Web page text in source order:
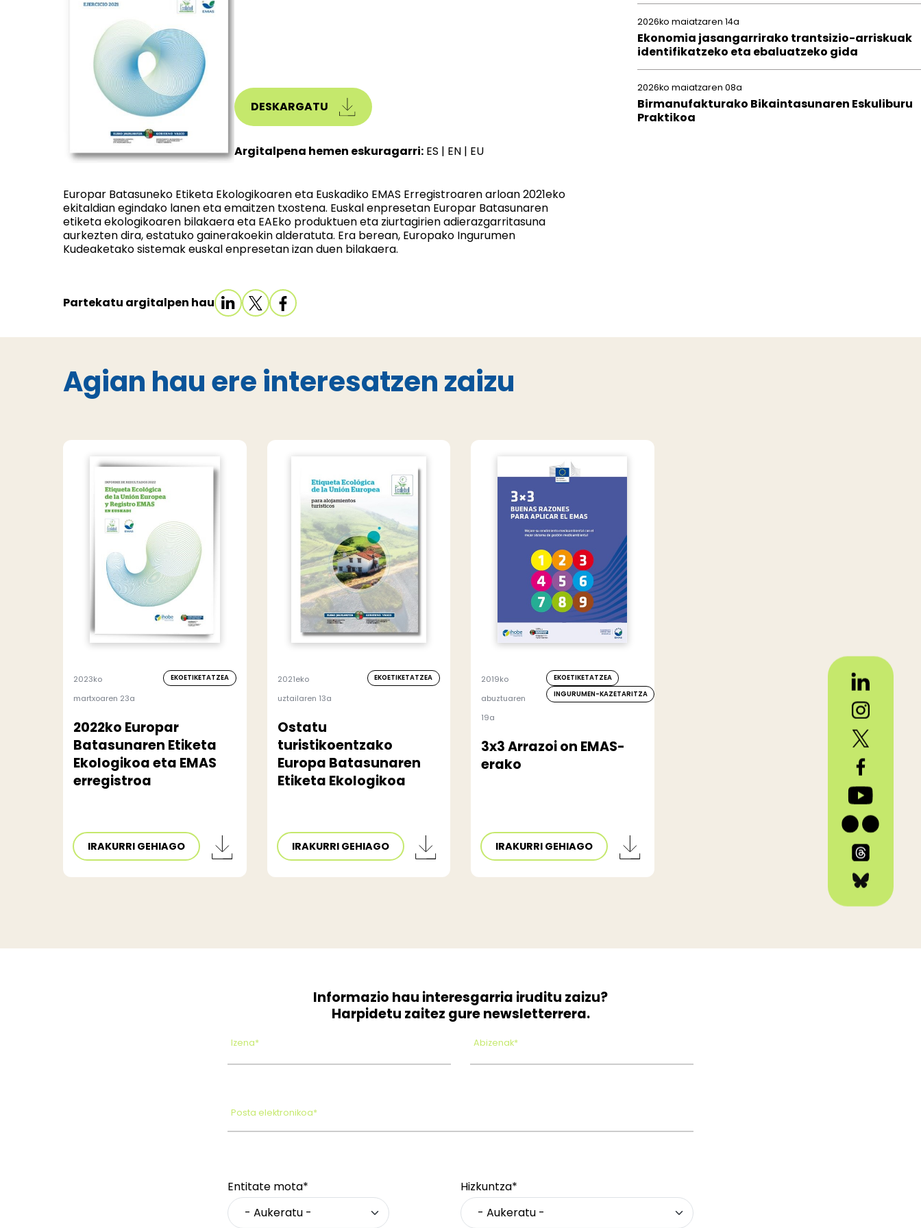
DESKARGATU
Argitalpena hemen eskuragarri: ES | EN | EU
Europar Batasuneko Etiketa Ekologikoaren eta Euskadiko EMAS Erregistroaren arloan 2021eko
ekitaldian egindako lanen eta emaitzen txostena. Euskal enpresetan Europar Batasunaren
etiketa ekologikoaren bilakaera eta EAEko produktuen eta ziurtagirien adierazgarritasuna
aurkezten dira, estatuko gainerakoekin alderatuta. Era berean, Europako Ingurumen
Kudeaketako sistemak euskal enpresetan izan duen bilakaera.
Partekatu argitalpen hau
2026ko maiatzaren 14a
Ekonomia jasangarrirako trantsizio-arriskuak
identifikatzeko eta ebaluatzeko gida
2026ko maiatzaren 08a
Birmanufakturako Bikaintasunaren Eskuliburu
Praktikoa
Agian hau ere interesatzen zaizu
2023ko
martxoaren 23a
EKOETIKETATZEA
2022ko Europar
Batasunaren Etiketa
Ekologikoa eta EMAS
erregistroa
IRAKURRI GEHIAGO
2021eko
uztailaren 13a
EKOETIKETATZEA
Ostatu
turistikoentzako
Europa Batasunaren
Etiketa Ekologikoa
IRAKURRI GEHIAGO
2019ko
abuztuaren
19a
EKOETIKETATZEA
INGURUMEN-KAZETARITZA
3x3 Arrazoi on EMAS-
erako
IRAKURRI GEHIAGO
Informazio hau interesgarria iruditu zaizu?
Harpidetu zaitez gure newsletterrera.
Izena* Abizenak*
Posta elektronikoa*
Entitate mota* Hizkuntza*